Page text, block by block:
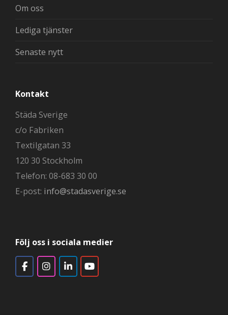
Om oss
Lediga tjänster
Senaste nytt
Kontakt
Städa Sverige
c/o Fabriken
Textilgatan 33
120 30 Stockholm
Telefon: 08-683 30 00
E-post: info@stadasverige.se
Följ oss i sociala medier